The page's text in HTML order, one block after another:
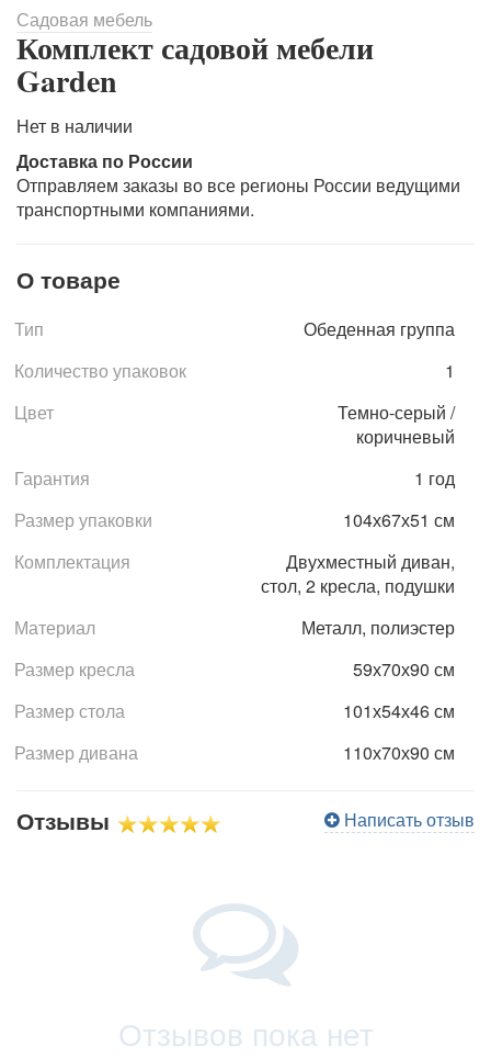
Садовая мебель
Комплект садовой мебели
Garden
Нет в наличии
Доставка по России
Отправляем заказы во все регионы России ведущими
транспортными компаниями.
О товаре
Тип
Обеденная группа
Количество упаковок
1
Цвет
Темно-серый /
коричневый
Гарантия
1 год
Размер упаковки
104х67х51 см
Комплектация
Двухместный диван,
стол, 2 кресла, подушки
Материал
Металл, полиэстер
Размер кресла
59х70х90 см
Размер стола
101х54х46 см
Размер дивана
110х70х90 см
Написать отзыв
Отзывы
Отзывов пока нет